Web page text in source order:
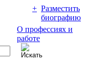
+ Разместить
биографию
О профессиях и
работе